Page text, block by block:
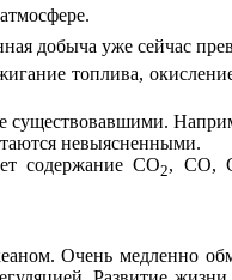
добыча уже сейчас
топлива,
существовавшими.
невыясненными.
содержание СО2, СО,
Очень медленно